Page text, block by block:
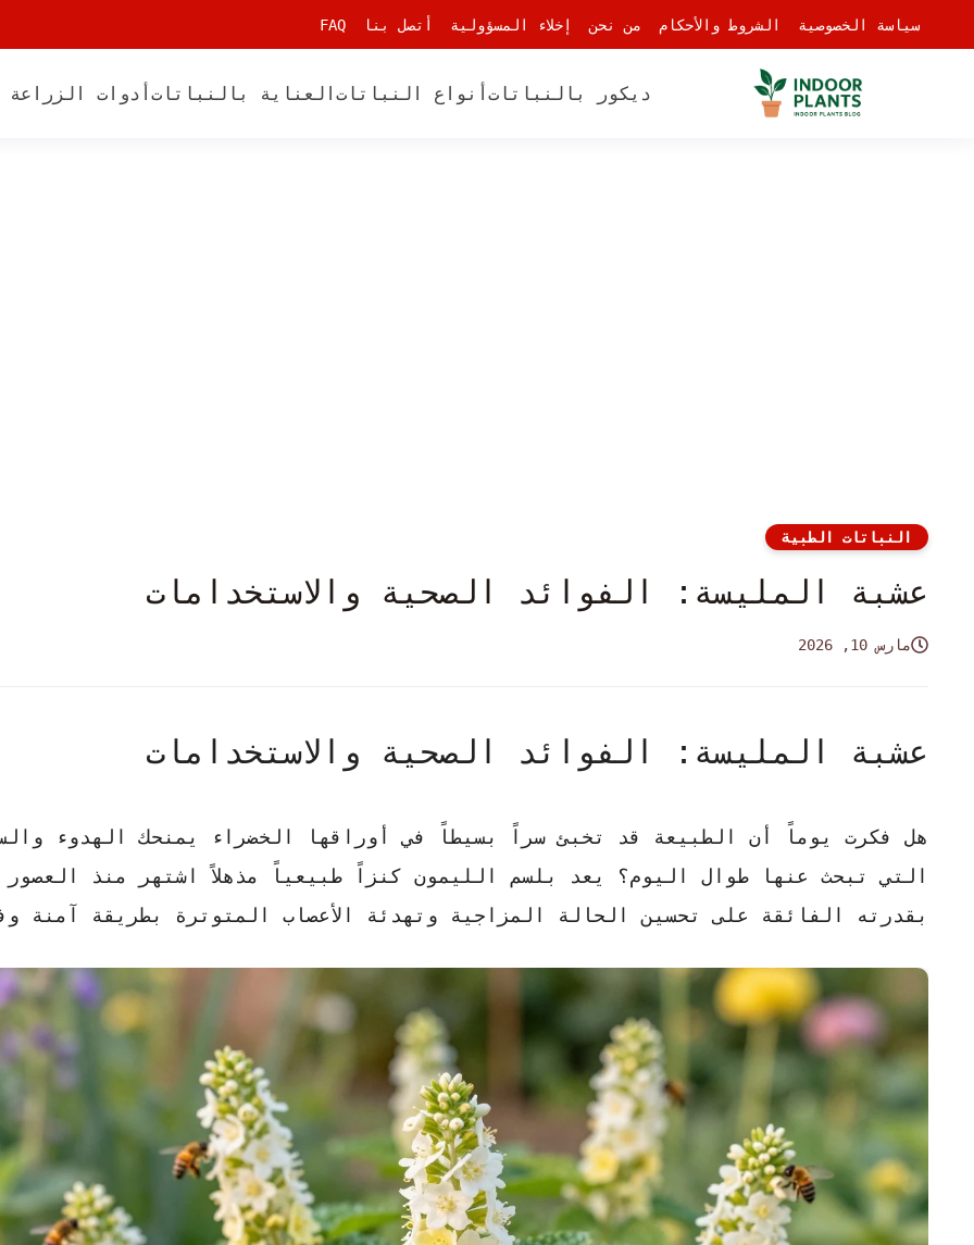
سياسة الخصوصية
الشروط والأحكام من نحن إخلاء المسؤولية أتصل بنا FAQ
ديكور بالنباتات أنواع النباتات العناية بالنباتات أدوات
النباتات الطبية
عشبة المليسة: الفوائد الصحية والاستخدامات
مارس 10, 2026
عشبة المليسة: الفوائد الصحية والاستخدامات
هل فكرت يوماً أن الطبيعة قد تخبئ سراً بسيطاً في أوراقها الخضراء يمنحك الهدوء
التي تبحث عنها طوال اليوم؟ يعد بلسم الليمون كنزاً طبيعياً مذهلاً اشتهر منذ العصور
بقدرته الفائقة على
تحسين الحالة المزاجية وتهدئة الأعصاب المتوترة بطريقة آمنة